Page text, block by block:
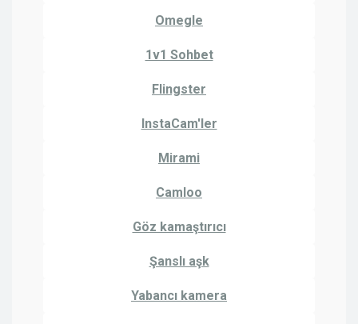
Omegle
1v1 Sohbet
Flingster
InstaCam'ler
Mirami
Camloo
Göz kamaştırıcı
Şanslı aşk
Yabancı kamera